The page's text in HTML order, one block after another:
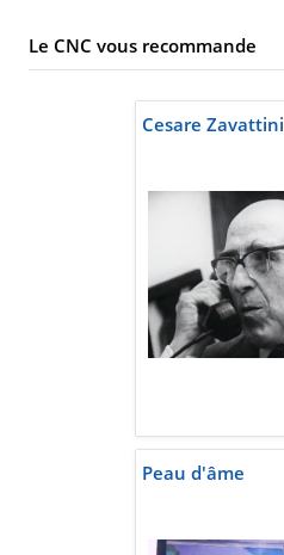
Le CNC vous recommande
Cesare Zavattini
Peau d'âme